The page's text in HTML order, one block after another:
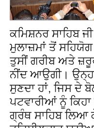
ਕਮਿਸ਼ਨਰ ਸਾਹਿਬ
ਮੁਲਾਜ਼ਮਾਂ ਤੋਂ
ਤੁਸੀਂ ਗਰੀਬ ਅਤੇ
ਨੀਂਦ ਆਉਗੀ।
ਸੁਣਦਾ ਹਾਂ, ਜਿਸ ਦੇ
ਪਟਵਾਰੀਆਂ ਨੂੰ
ਗ੍ਰੰਥ ਸਾਹਿਬ